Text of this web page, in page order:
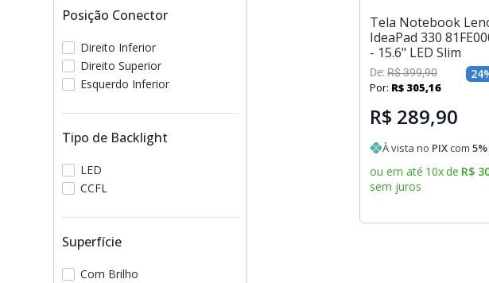
Posição Conector
Direito Inferior
Direito Superior
Esquerdo Inferior
Tipo de Backlight
LED
CCFL
Superfície
Com Brilho
Tela Notebook
IdeaPad 330
- 15.6" LED Slim
De:R$399,90 24
Por: R$ 305,16
R$ 289,90
À vista no PIXcom 5%
ou em até 10xde R$
sem juros